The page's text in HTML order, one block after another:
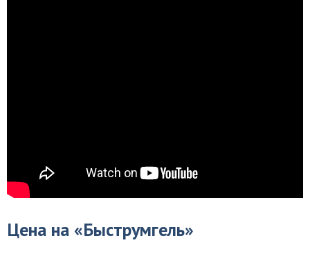
Цена на «Быструмгель»